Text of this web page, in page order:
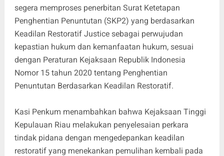
segera memproses penerbitan Surat Ketetapan
Penghentian Penuntutan (SKP2) yang berdasarkan
Keadilan Restoratif Justice sebagai perwujudan
kepastian hukum dan kemanfaatan hukum, sesuai
dengan Peraturan Kejaksaan Republik Indonesia
Nomor 15 tahun 2020 tentang Penghentian
Penuntutan Berdasarkan Keadilan Restoratif.
Kasi Penkum menambahkan bahwa Kejaksaan Tinggi
Kepulauan Riau melakukan penyelesaian perkara
tindak pidana dengan mengedepankan keadilan
restoratif yang menekankan pemulihan kembali pada